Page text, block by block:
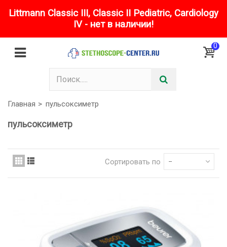
Littmann Classic III, Classic II Pediatric, Cardiology
IV - нет в наличии!
0
Главная > пульсоксиметр
пульсоксиметр
Сортировать по --